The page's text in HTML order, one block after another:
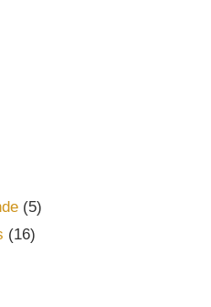
(5)
(16)